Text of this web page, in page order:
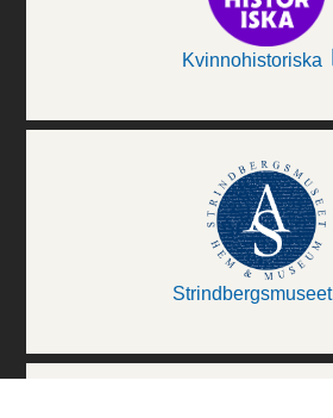
Kvinnohistoriska
Strindbergsmuseet